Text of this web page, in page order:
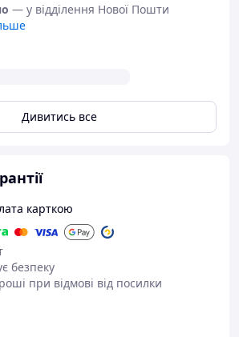
— у відділення Нової Пошти
Дивитись все
карткою
безпеку
при відмові від посилки